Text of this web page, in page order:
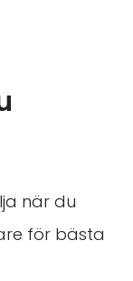
när du
för bästa